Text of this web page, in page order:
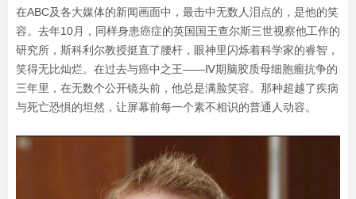
在ABC及各大媒体的新闻画面中，最击中无数人泪点的，是他的笑
容。去年10月，同样身患癌症的英国国王查尔斯三世视察他工作的
研究所，斯科利尔教授挺直了腰杆，眼神里闪烁着科学家的睿智，
笑得无比灿烂。在过去与癌中之王——Ⅳ期脑胶质母细胞瘤抗争的
三年里，在无数个公开镜头前，他总是满脸笑容。那种超越了疾病
与死亡恐惧的坦然，让屏幕前每一个素不相识的普通人动容。